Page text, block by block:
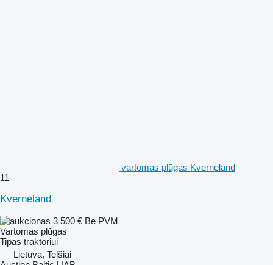
vartomas plūgas Kverneland
11
Kverneland
3 500 € Be PVM
Vartomas plūgas
Tipas traktoriui
Lietuva, Telšiai